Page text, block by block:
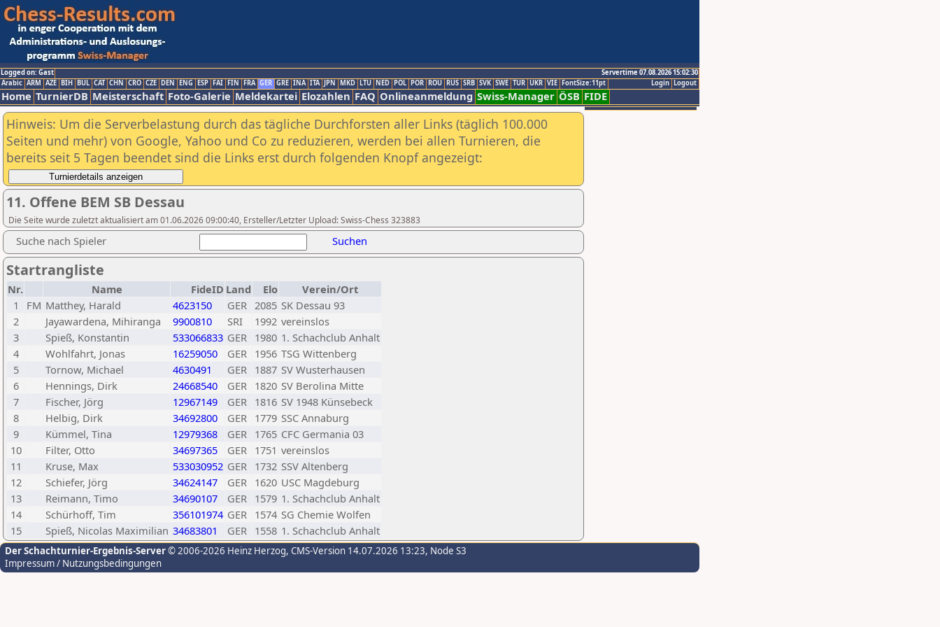
Logged on: Gast
Servertime 07.08.2026 15:02:30
Logout
Login
Arabic ARM AZE BIH BUL CAT CHN CRO CZE DEN ENG ESP FAI FIN FRA GER GRE INA ITA JPN MKD LTU NED POL POR ROU RUS SRB SVK SWE TUR UKR VIE FontSize:11pt
Home TurnierDB Meisterschaft Foto-Galerie Meldekartei Elozahlen FAQ Onlineanmeldung Swiss-Manager ÖSB FIDE
Hinweis: Um die Serverbelastung durch das tägliche Durchforsten aller Links (täglich 100.000
Seiten und mehr) von Google, Yahoo und Co zu reduzieren, werden bei allen Turnieren, die
bereits seit 5 Tagen beendet sind die Links erst durch folgenden Knopf angezeigt:
11. Offene BEM SB Dessau
Die Seite wurde zuletzt aktualisiert am 01.06.2026 09:00:40, Ersteller/Letzter Upload: Swiss-Chess 323883
Suche nach Spieler Suchen
Startrangliste
Nr. Name FideID Land Elo
Verein/Ort
1
FM Matthey, Harald 4623150 GER 2085 SK Dessau 93
2
Jayawardena, Mihiranga 9900810 SRI 1992 vereinslos
3
Spieß, Konstantin 533066833 GER 1980 1. Schachclub Anhalt
4
Wohlfahrt, Jonas 16259050 GER 1956 TSG Wittenberg
5
Tornow, Michael 4630491 GER 1887 SV Wusterhausen
6
Hennings, Dirk 24668540 GER 1820 SV Berolina Mitte
7
Fischer, Jörg 12967149 GER 1816 SV 1948 Künsebeck
8
Helbig, Dirk 34692800 GER 1779 SSC Annaburg
9
Kümmel, Tina 12979368 GER 1765 CFC Germania 03
10
Filter, Otto 34697365 GER 1751 vereinslos
11
Kruse, Max 533030952 GER 1732 SSV Altenberg
12
Schiefer, Jörg 34624147 GER 1620 USC Magdeburg
13
Reimann, Timo 34690107 GER 1579 1. Schachclub Anhalt
14
Schürhoff, Tim 356101974 GER 1574 SG Chemie Wolfen
15
Spieß, Nicolas Maximilian 34683801 GER 1558 1. Schachclub Anhalt
Der Schachturnier-Ergebnis-Server© 2006-2026 Heinz Herzog, CMS-Version 14.07.2026 13:23, Node S3
Impressum / Nutzungsbedingungen